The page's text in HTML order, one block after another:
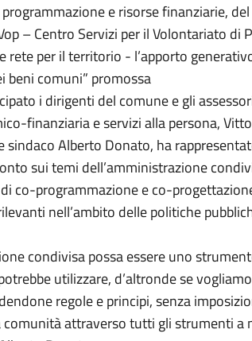
e risorse finanziarie,
– Centro Servizi per il Volontariato di
rete per il territorio - l’apporto
beni comuni” promossa
i dirigenti del comune e gli
finanziaria e servizi alla persona,
sindaco Alberto Donato, ha
sui temi dell’amministrazione
co-programmazione e co-
nell’ambito delle politiche
condivisa possa essere uno
utilizzare, d’altronde se
regole e principi, senza
comunità attraverso tutti gli strumenti a